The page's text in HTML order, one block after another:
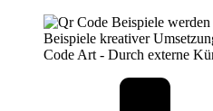
Beispiele kreativer
Code Art - Durch externe